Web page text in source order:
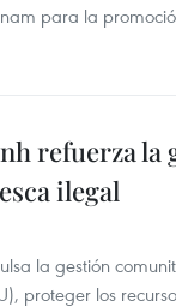
para la
refuerza
ilegal
la gestión
proteger los